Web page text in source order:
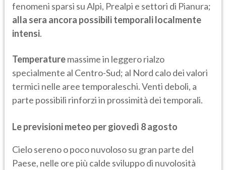
fenomeni sparsi su Alpi, Prealpi e settori di Pianura;
alla sera ancora possibili temporali localmente
intensi.
Temperaturemassime in leggero rialzo
specialmente al Centro-Sud; al Nord calo dei valori
termici nelle aree temporaleschi. Venti deboli, a
parte possibili rinforzi in prossimità dei temporali.
Le previsioni meteo per giovedì 8 agosto
Cielo sereno o poco nuvoloso su gran parte del
Paese, nelle ore più calde sviluppo di nuvolosità